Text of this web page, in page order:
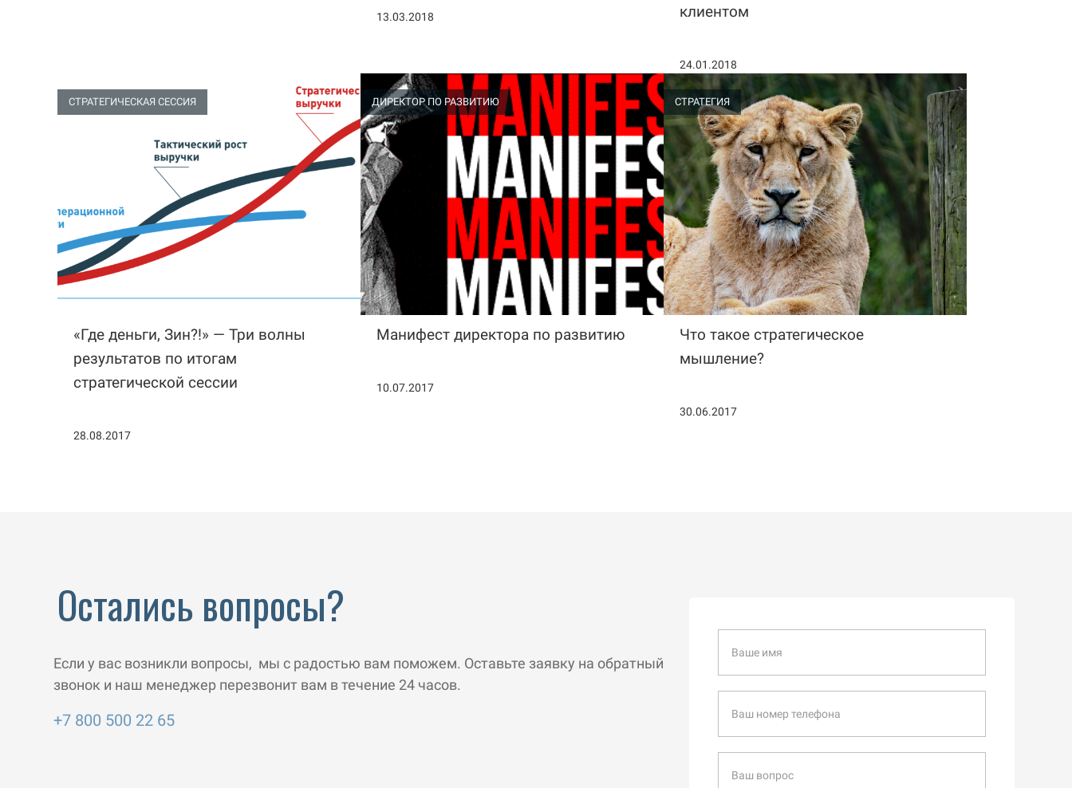
13.03.2018
клиентом
24.01.2018
СТРАТЕГИЧЕСКАЯ СЕССИЯ
«Где деньги, Зин?!» — Три волны
результатов по итогам
стратегической сессии
28.08.2017
ДИРЕКТОР ПО РАЗВИТИЮ
Манифест директора по развитию
10.07.2017
СТРАТЕГИЯ
Что такое стратегическое
мышление?
30.06.2017
Остались вопросы?
Если у вас возникли вопросы, мы с радостью вам поможем. Оставьте заявку на обратный
звонок и наш менеджер перезвонит вам в течение 24 часов.
+7 800 500 22 65